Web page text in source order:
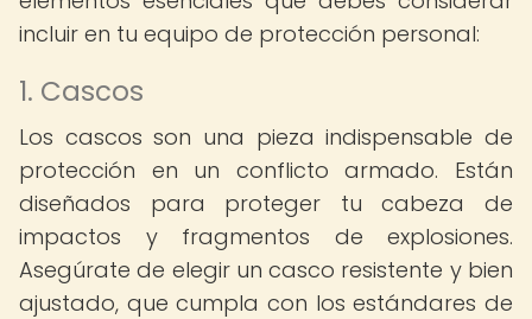
incluir en tu equipo de protección personal:
1. Cascos
Los cascos son una pieza indispensable de
protección en un conflicto armado. Están
diseñados para proteger tu cabeza de
impactos y fragmentos de explosiones.
Asegúrate de elegir un casco resistente y bien
ajustado, que cumpla con los estándares de